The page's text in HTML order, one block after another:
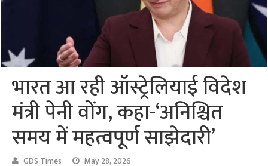
भारत आ रही ऑस्ट्रेलियाई विदेश
मंत्री पेनी वोंग, कहा-‘अनिश्चित
समय में महत्वपूर्ण साझेदारी’
GDS Times May 28, 2026